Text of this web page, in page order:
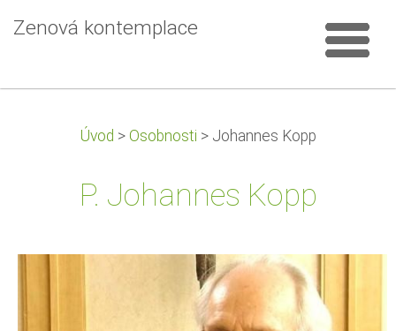
Zenová kontemplace
Úvod > Osobnosti > Johannes Kopp
P. Johannes Kopp